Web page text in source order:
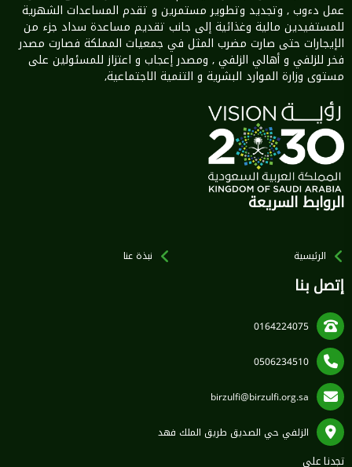
عمل دءوب , وتجديد وتطوير مستمرين و تقدم المساعدات الشهرية
للمستفيدين مالية وغذائية إلى جانب تقديم مساعدة سداد جزء من
الإيجارات حتى صارت مضرب المثل في جمعيات المملكة فصارت مصدر
فخر للزلفي و أهالي الزلفي , ومصدر إعجاب و اعتزاز للمسئولين على
مستوى وزارة الموارد البشرية و التنمية الاجتماعية,
الروابط السريعة
الرئيسية نبذة عنا
إتصل بنا
0164224075
0506234510
birzulfi@birzulfi.org.sa
الزلفي حي الصديق طريق الملك فهد
تجدنا على